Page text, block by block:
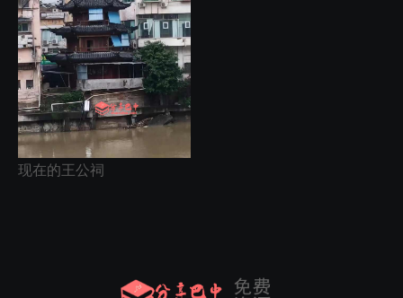
现在的王公祠